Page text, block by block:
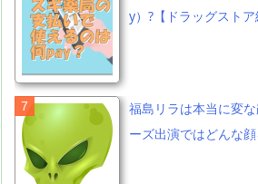
y）?【ドラッグストア
福島リラは本当に変
ーズ出演ではどんな